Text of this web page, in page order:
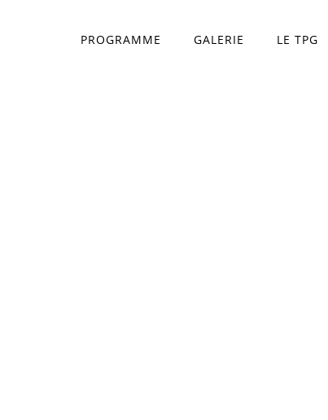
PROGRAMME GALERIE LE TPG
Théâtre Princesse Grace